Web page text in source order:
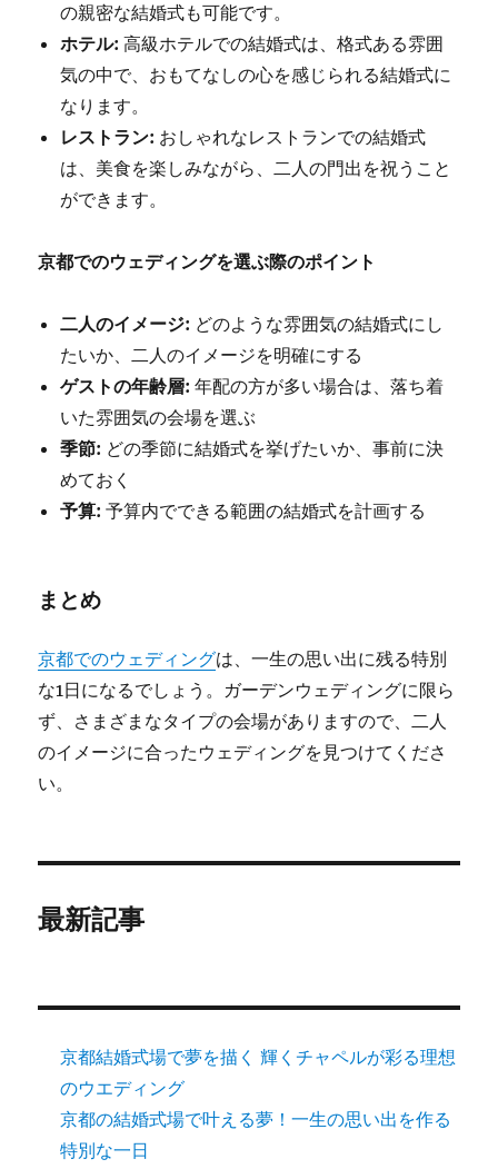
の親密な結婚式も可能です。
ホテル: 高級ホテルでの結婚式は、格式ある雰囲
気の中で、おもてなしの心を感じられる結婚式に
なります。
レストラン: おしゃれなレストランでの結婚式
は、美食を楽しみながら、二人の門出を祝うこと
ができます。
京都でのウェディングを選ぶ際のポイント
二人のイメージ: どのような雰囲気の結婚式にし
たいか、二人のイメージを明確にする
ゲストの年齢層: 年配の方が多い場合は、落ち着
いた雰囲気の会場を選ぶ
季節: どの季節に結婚式を挙げたいか、事前に決
めておく
予算: 予算内でできる範囲の結婚式を計画する
まとめ
京都でのウェディングは、一生の思い出に残る特別
な1日になるでしょう。ガーデンウェディングに限ら
ず、さまざまなタイプの会場がありますので、二人
のイメージに合ったウェディングを見つけてくださ
い。
最新記事
京都結婚式場で夢を描く 輝くチャペルが彩る理想
のウエディング
京都の結婚式場で叶える夢！一生の思い出を作る
特別な一日